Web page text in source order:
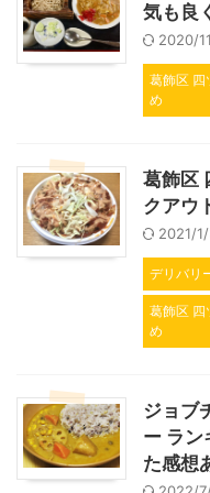
気も良
2020/
葛飾区 四
め
葛飾区
クアウ
2021/
デリバリ
葛飾区 四
め
ジョブ
ー ラン
た感想